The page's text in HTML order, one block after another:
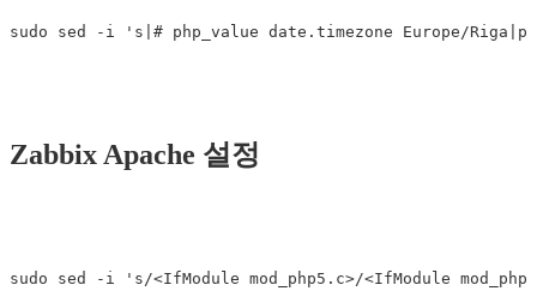
Zabbix Apache 설정